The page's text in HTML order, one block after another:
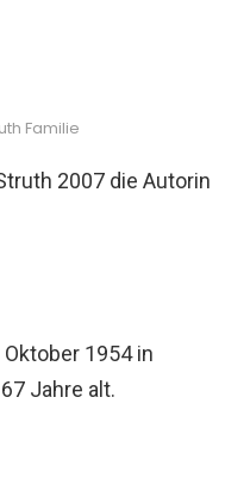
Familie
2007 die Autorin
1954 in
Jahre alt.